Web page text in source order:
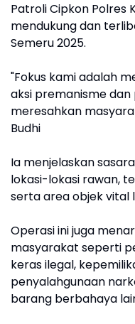
Patroli Cipkon Polres
mendukung dan
Semeru 2025.
"Fokus kami adalah
aksi premanisme
meresahkan
Budhi
Ia menjelaskan
lokasi-lokasi rawan,
serta area objek vital
Operasi ini juga
masyarakat seperti
keras ilegal,
penyalahgunaan
barang berbahaya